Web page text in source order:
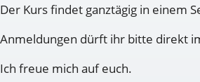
Der Kurs findet ganztägig in einem
Anmeldungen dürft ihr bitte direkt
Ich freue mich auf euch.